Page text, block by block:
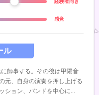
ル
師事する。その後は甲陽音
元、自身の演奏を押し上げる
ション、バンドを中心に
経験者向き
感覚